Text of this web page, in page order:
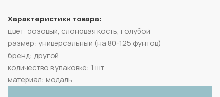
Характеристики товара:
цвет: розовый, слоновая кость, голубой
размер: универсальный (на 80-125 фунтов)
бренд: другой
количество в упаковке: 1 шт.
материал: модаль